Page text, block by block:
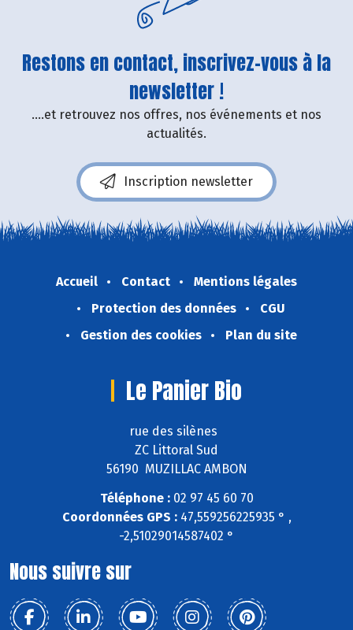
Restons en contact, inscrivez-vous à la
newsletter !
....et retrouvez nos offres, nos événements et nos
actualités.
Inscription newsletter
Accueil Contact
Mentions légales
Protection des données
CGU
Gestion des cookies
Plan du site
Le Panier Bio
rue des silènes
ZC Littoral Sud
56190 MUZILLAC AMBON
Téléphone :02 97 45 60 70
Coordonnées GPS :47,559256225935 ° ,
-2,51029014587402 °
Nous suivre sur